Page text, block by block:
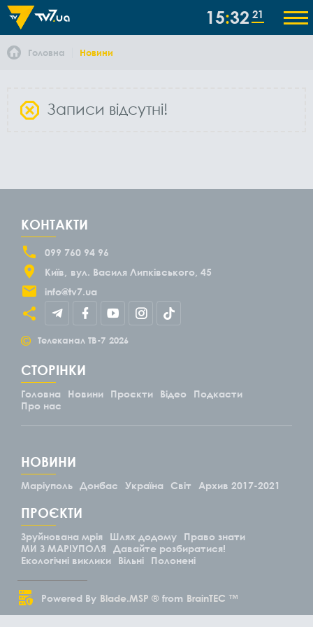
15 32 21
Головна Новини
Записи відсутні!
КОНТАКТИ
099 760 94 96
Київ
вул. Василя Липківського, 45
info@tv7.ua
© Телеканал ТВ-7 2026
СТОРІНКИ
Головна Новини Проєкти Відео
Подкасти
Про нас
НОВИНИ
Маріуполь Донбас Україна Світ Архив 2017-2021
ПРОЄКТИ
Зруйнована мрія Шлях додому
Право знати
МИ З МАРІУПОЛЯ
Давайте розбиратися!
Екологічні виклики
Вільні Полонені
Powered By Blade.MSP ® from BrainTEC ™